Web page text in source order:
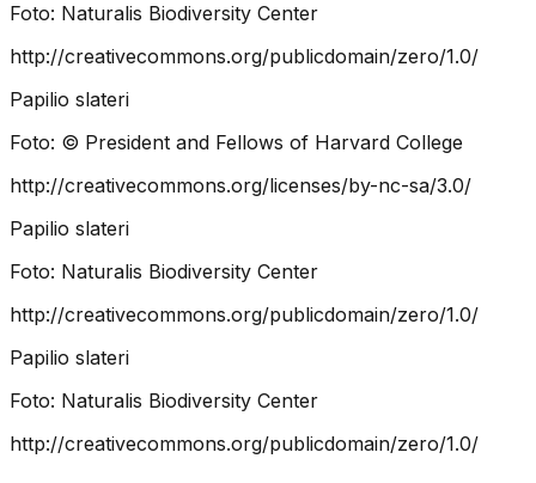
Foto: Naturalis Biodiversity Center
http://creativecommons.org/publicdomain/zero/1.0/
Papilio slateri
Foto: © President and Fellows of Harvard College
http://creativecommons.org/licenses/by-nc-sa/3.0/
Papilio slateri
Foto: Naturalis Biodiversity Center
http://creativecommons.org/publicdomain/zero/1.0/
Papilio slateri
Foto: Naturalis Biodiversity Center
http://creativecommons.org/publicdomain/zero/1.0/